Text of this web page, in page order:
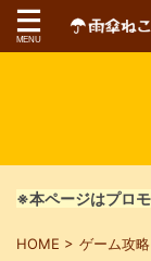
※本ページはプロ
HOME > ゲーム攻